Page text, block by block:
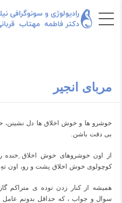
مربای انجیر
خوشرو ها و خوش اخلاق ها دل
بی دقت باشن.
از اون خوشروهای خوش اخلاق ِخنده
کوچولوی خوش اخلاق پشت و رو، اون تهِ
همیشه از کنار زدن توده ی متراکم
سوال و جواب ، که حداقل بدونم عامل